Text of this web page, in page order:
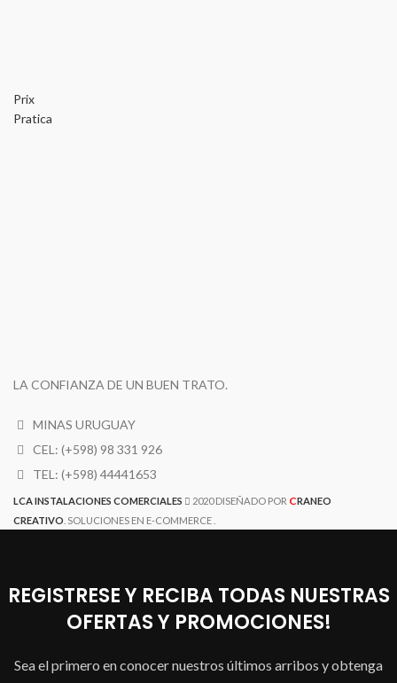
Prix
Pratica
LA CONFIANZA DE UN BUEN TRATO.
MINAS URUGUAY
CEL: (+598) 98 331 926
TEL: (+598) 44441653
LCA INSTALACIONES COMERCIALES 2020 DISEÑADO POR CRANEO
CREATIVO . SOLUCIONES EN E-COMMERCE .
REGISTRESE Y RECIBA TODAS NUESTRAS
OFERTAS Y PROMOCIONES!
Sea el primero en conocer nuestros últimos arribos y obtenga